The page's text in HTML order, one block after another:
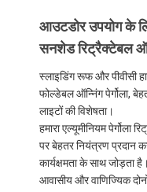
आउटडोर उपयोग के
सनशेड रिट्रैक्टेबल
स्लाइडिंग रूफ और पीवीसी
फोल्डेबल ऑन्निंग पेर्गोला,
लाइटों की विशेषता।
हमारा एल्यूमीनियम
पर बेहतर नियंत्रण प्रदान
कार्यक्षमता के साथ जोड़ता
आवासीय और वाणिज्यिक